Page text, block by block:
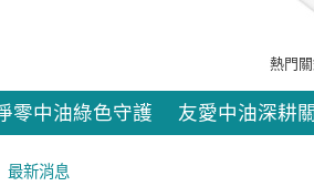
熱門
零中油綠色守護 友愛中油深耕
最新消息